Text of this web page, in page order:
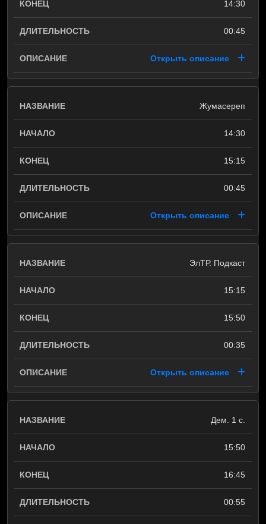
14:30
00:45
Открыть описание
Жумасереп
14:30
15:15
00:45
Открыть описание
ЭлТР. Подкаст
15:15
15:50
00:35
Открыть описание
Дем. 1 с.
15:50
16:45
00:55